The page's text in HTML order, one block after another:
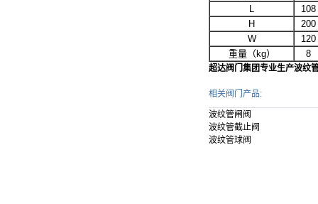
L
108
H
200
W
120
重量（kg）
8
超达阀门集团专业生产波纹
相关阀门产品:
波纹管闸阀
波纹管截止阀
波纹管球阀